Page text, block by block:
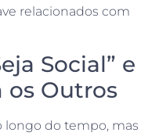
relacionados com
Social” e
os Outros
longo do tempo, mas